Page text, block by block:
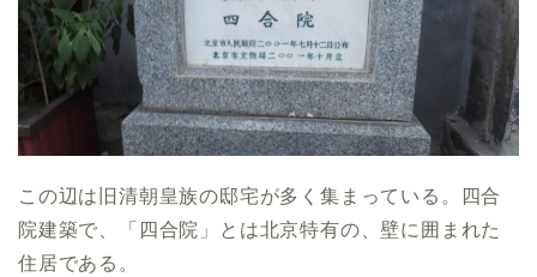
この辺は旧清朝皇族の邸宅が多く集まっている。四合
院建築で、「四合院」とは北京特有の、壁に囲まれた
住居である。